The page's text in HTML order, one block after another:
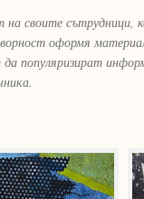
на своите сътрудници,
оформя
популяризират